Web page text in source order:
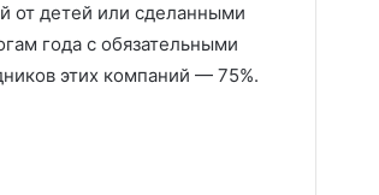
от детей или сделанными
года с обязательными
этих компаний — 75%.